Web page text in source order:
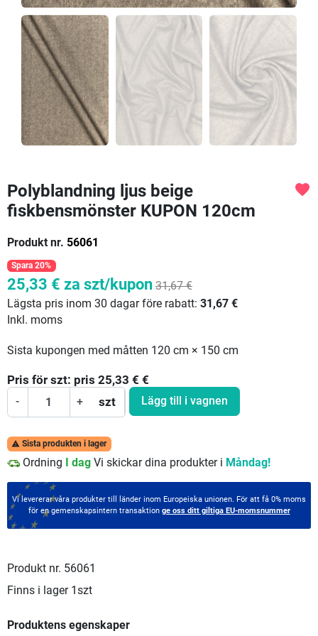
Polyblandning ljus beige
fiskbensmönster KUPON 120cm
Produkt nr. 56061
favorite
Spara 20%
25,33 € za szt/kupon 31,67 €
Lägsta pris inom 30 dagar före rabatt: 31,67 €
Inkl. moms
Sista kupongen med måtten 120 cm × 150 cm
Pris för szt: pris 25,33 € €
- + szt Lägg till i vagnen
 Sista produkten i lager
Ordning I dag Vi skickar dina produkter i Måndag!
Vi levererar våra produkter till länder inom Europeiska unionen. För att få 0% moms
för en gemenskapsintern transaktion ge oss ditt giltiga EU-momsnummer
Produkt nr. 56061
Finns i lager 1szt
Produktens egenskaper